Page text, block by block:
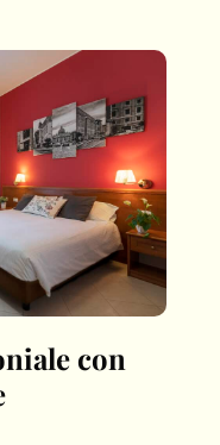
con